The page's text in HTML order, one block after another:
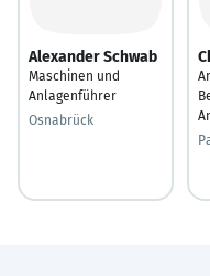
Alexander Schwab
Maschinen und
Anlagenführer
Osnabrück